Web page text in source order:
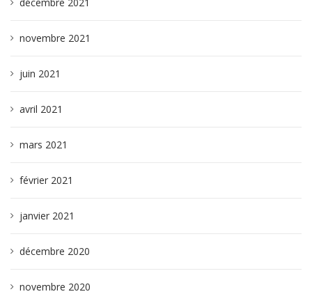
novembre 2021
juin 2021
avril 2021
mars 2021
février 2021
janvier 2021
décembre 2020
novembre 2020